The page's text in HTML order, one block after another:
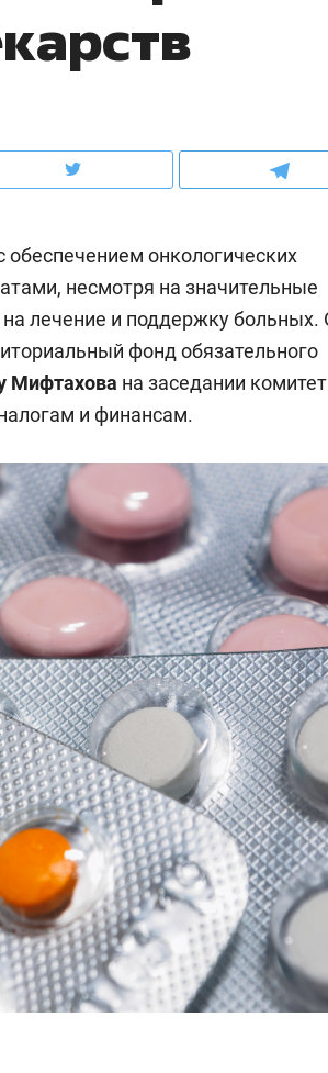
обеспечением онкологических
несмотря на значительные
лечение и поддержку больных.
фонд обязательного
Мифтахова на заседании
и финансам.
и чудных запросах мастеров
до квартиры и Face
ключа: какой будет
в ЖК «Нова»
природе,
с